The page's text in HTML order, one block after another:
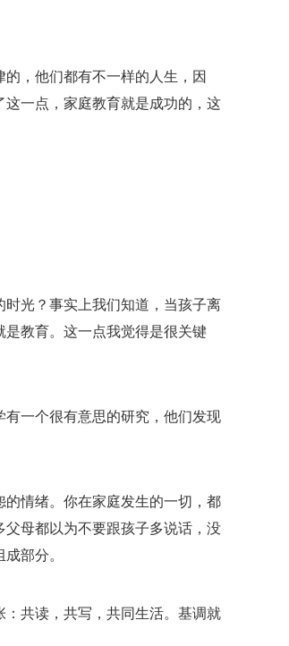
，他们都有不一样的人生，因
一点，家庭教育就是成功的，这
光？事实上我们知道，当孩子离
教育。这一点我觉得是很关键
一个很有意思的研究，他们发现
情绪。你在家庭发生的一切，都
母都以为不要跟孩子多说话，没
部分。
共读，共写，共同生活。基调就